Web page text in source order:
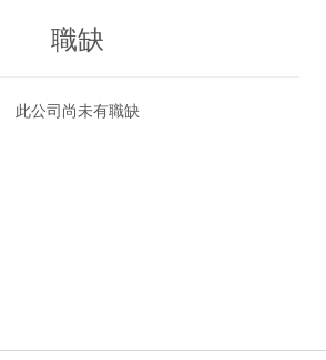
職缺
此公司尚未有職缺